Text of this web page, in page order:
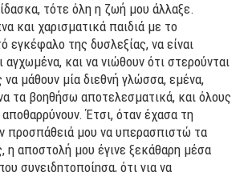
τότε όλη η ζωή μου άλλαξε.
και χαρισματικά παιδιά με το
εγκέφαλο της δυσλεξίας, να είναι
και να νιώθουν ότι στερούνται
να μάθουν μία διεθνή γλώσσα, εμένα,
τα βοηθήσω αποτελεσματικά, και όλους
Έτσι, όταν έχασα τη
προσπάθειά μου να υπερασπιστώ τα
η αποστολή μου έγινε ξεκάθαρη μέσα
συνειδητοποίησα, ότι για να